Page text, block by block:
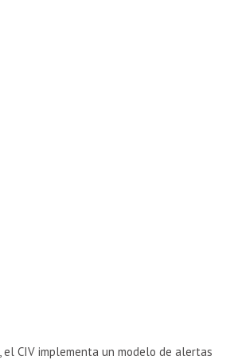
el CIV implementa un modelo de alertas